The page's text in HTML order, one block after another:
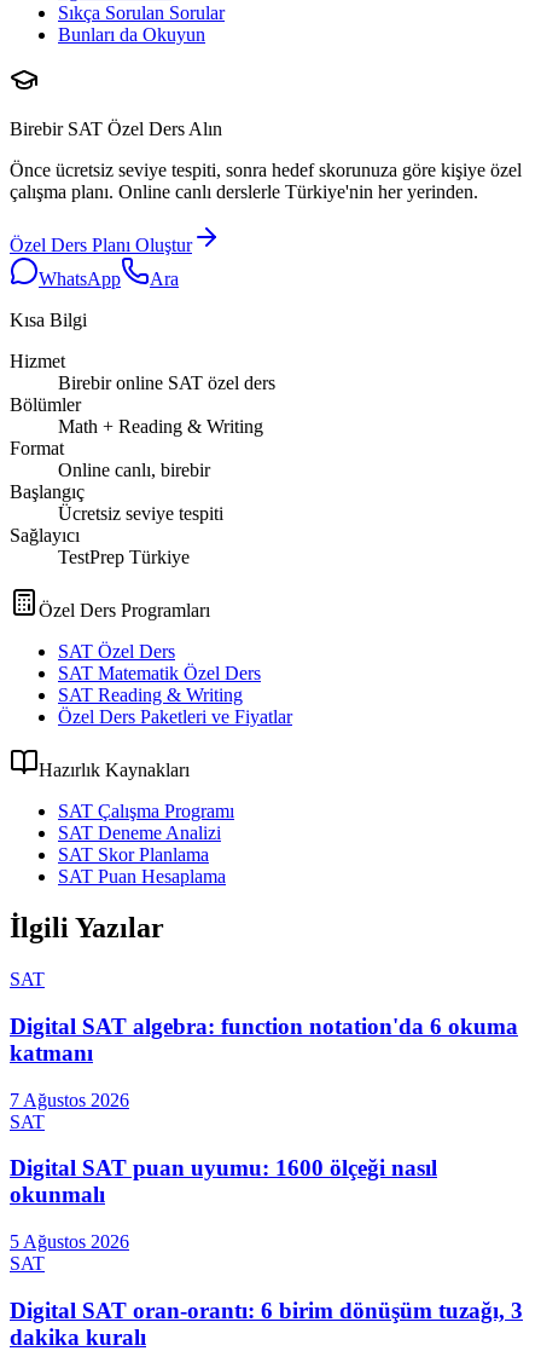
Sıkça Sorulan Sorular
Bunları da Okuyun
Birebir SAT Özel Ders Alın
Önce ücretsiz seviye tespiti, sonra hedef skorunuza göre kişiye özel
çalışma planı. Online canlı derslerle Türkiye'nin her yerinden.
Özel Ders Planı Oluştur
WhatsApp
Ara
Kısa Bilgi
Hizmet
Birebir online SAT özel ders
Bölümler
Math + Reading & Writing
Format
Online canlı, birebir
Başlangıç
Ücretsiz seviye tespiti
Sağlayıcı
TestPrep Türkiye
Özel Ders Programları
SAT Özel Ders
SAT Matematik Özel Ders
SAT Reading & Writing
Özel Ders Paketleri ve Fiyatlar
Hazırlık Kaynakları
SAT Çalışma Programı
SAT Deneme Analizi
SAT Skor Planlama
SAT Puan Hesaplama
İlgili Yazılar
SAT
Digital SAT algebra: function notation'da 6 okuma
katmanı
7 Ağustos 2026
SAT
Digital SAT puan uyumu: 1600 ölçeği nasıl
okunmalı
5 Ağustos 2026
SAT
Digital SAT oran-orantı: 6 birim dönüşüm tuzağı, 3
dakika kuralı